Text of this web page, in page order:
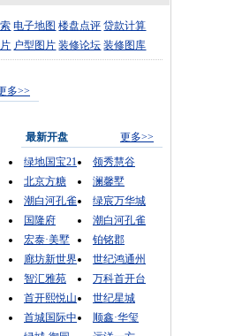
电子地图 楼盘点评 贷款计算
户型图片 装修论坛 装修图库
多>>
最新开盘
更多>>
绿地国宝21
领秀慧谷
北京方糖
澜馨墅
潮白河孔雀
绿宸万华城
国隆府
潮白河孔雀
宏泰·美墅
铂铭郡
廊坊新世界
世纪鸿通州
智汇雅苑
万科首开台
首开熙悦山
世纪星城
首城国际中
顺鑫·华玺